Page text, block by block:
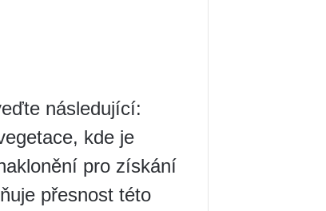
následující:
kde je
pro získání
přesnost této